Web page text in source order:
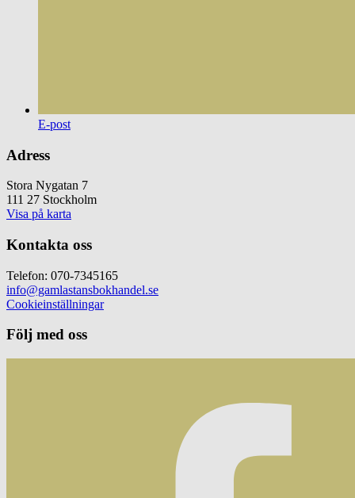
E-post
Adress
Stora Nygatan 7
111 27 Stockholm
Visa på karta
Kontakta oss
Telefon: 070-7345165
info@gamlastansbokhandel.se
Cookieinställningar
Följ med oss